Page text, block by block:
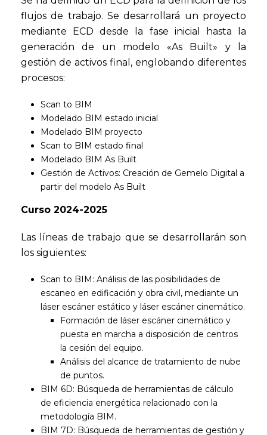
flujos de trabajo. Se desarrollará un proyecto
mediante ECD desde la fase inicial hasta la
generación de un modelo «As Built» y la
gestión de activos final, englobando diferentes
procesos:
Scan to BIM
Modelado BIM estado inicial
Modelado BIM proyecto
Scan to BIM estado final
Modelado BIM As Built
Gestión de Activos: Creación de Gemelo Digital a
partir del modelo As Built
Curso 2024-2025
Las líneas de trabajo que se desarrollarán son
los siguientes:
Scan to BIM: Análisis de las posibilidades de
escaneo en edificación y obra civil, mediante un
láser escáner estático y láser escáner cinemático.
Formación de láser escáner cinemático y
puesta en marcha a disposición de centros
la cesión del equipo.
Análisis del alcance de tratamiento de nube
de puntos.
BIM 6D: Búsqueda de herramientas de cálculo
de eficiencia energética relacionado con la
metodología BIM.
BIM 7D: Búsqueda de herramientas de gestión y